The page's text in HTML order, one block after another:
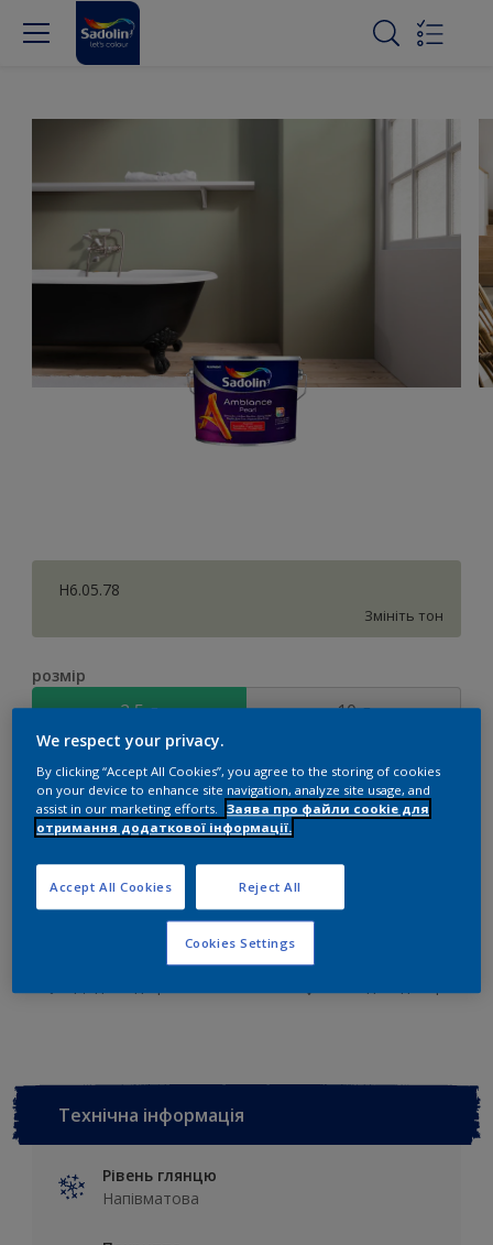
H6.05.78
Змініть тон
розмір
2,5 л 10 л
Сума Калькулятор кольорів
Обчислити
Додати до списку покупок
Технічна інформація
Рівень глянцю
Напівматова
We respect your privacy.
By clicking “Accept All Cookies”, you agree to the storing of cookies
on your device to enhance site navigation, analyze site usage, and
assist in our marketing efforts.
Заява про файли cookie для
отримання додаткової інформації.
Reject All
Accept All Cookies
Cookies Settings